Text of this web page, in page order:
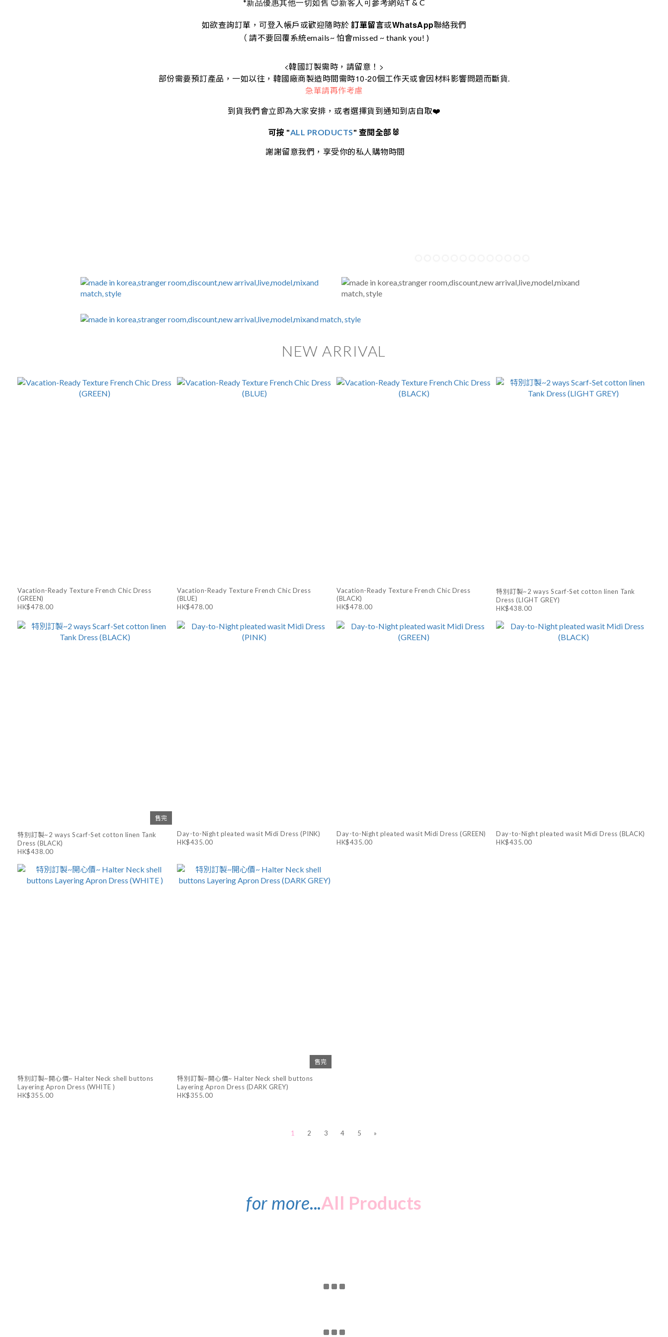
*新品優惠其他一切如舊 😊新客人可參考網站T & C
如欲查詢訂單，可登入帳戶或歡迎隨時於 訂單留言或WhatsApp聯絡我們
（ 請不要回覆系統emails~ 怕會missed ~ thank you! )
<韓國訂製需時，請留意！ >
部份需要預訂產品，一如以往，韓國廠商製造時間需時10-20個工作天或會因材料影響問題而斷貨.
急單請再作考慮
到貨我們會立即為大家安排，或者選擇貨到通知到店自取❤️
可按 "ALL PRODUCTS" 查閱全部🐰
謝謝留意我們，享受你的私人購物時間
NEW ARRIVAL
Vacation-Ready Texture French Chic Dress
(GREEN)
HK$478.00
Vacation-Ready Texture French Chic Dress
(BLUE)
HK$478.00
Vacation-Ready Texture French Chic Dress
(BLACK)
HK$478.00
特別訂製~2 ways Scarf-Set cotton linen Tank
Dress (LIGHT GREY)
HK$438.00
售完
特別訂製~2 ways Scarf-Set cotton linen Tank
Dress (BLACK)
HK$438.00
Day-to-Night pleated wasit Midi Dress (PINK)
HK$435.00
Day-to-Night pleated wasit Midi Dress (GREEN)
HK$435.00
Day-to-Night pleated wasit Midi Dress (BLACK)
HK$435.00
特別訂製~開心價~ Halter Neck shell buttons
Layering Apron Dress (WHITE )
HK$355.00
售完
特別訂製~開心價~ Halter Neck shell buttons
Layering Apron Dress (DARK GREY)
HK$355.00
1 2 3 4 5 »
for more...All Products